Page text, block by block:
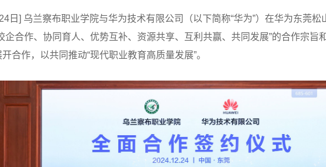
日] 乌兰察布职业学院与华为技术有限公司（以下简称“华为”）在华为东莞
企合作、协同育人、优势互补、资源共享、互利共赢、共同发展”的合作宗旨
合作，以共同推动“现代职业教育高质量发展”。